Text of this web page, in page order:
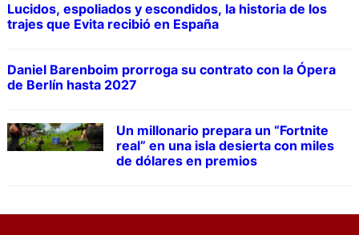
Lucidos, espoliados y escondidos, la historia de los
trajes que Evita recibió en España
Daniel Barenboim prorroga su contrato con la Ópera
de Berlín hasta 2027
Un millonario prepara un “Fortnite
real” en una isla desierta con miles
de dólares en premios